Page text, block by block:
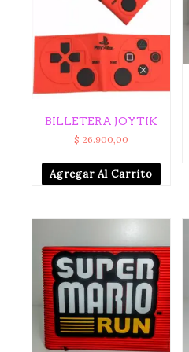
BILLETERA JOYTIK
$ 26.900,00
Agregar Al Carrito